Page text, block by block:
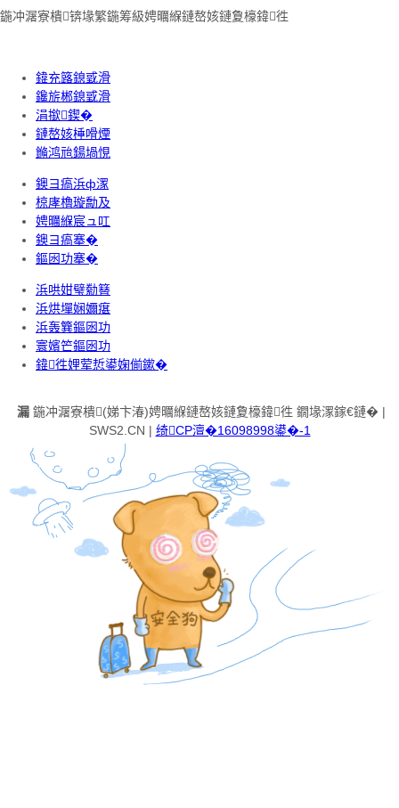
鍦冲潳寮樻锛堟繁鍦筹級娉曞緥鏈嶅姟鏈夐檺鍏徃
鍏充簬鎴戜滑
鑱旂郴鎴戜滑
涓撳鍥�
鏈嶅姟棰嗗煙
鏅鸿兘鍚堝悓
鐭ヨ瘑浜ф潈
椋庨櫓璇勪及
娉曞緥宸ュ叿
鐭ヨ瘑搴�
鏂囦功搴�
浜哄姏璧勬簮
浜烘墠娴嬭瘎
浜轰簨鏂囦功
寰嬪笀鏂囦功
鍏徃娌荤悊鍙婅偂鏉�
漏 鍦冲潳寮樻(娣卞湷)娉曞緥鏈嶅姟鏈夐檺鍏徃 鐗堟潈鎵€鏈� |
SWS2.CN | 绮CP澶�16098998鍙�-1